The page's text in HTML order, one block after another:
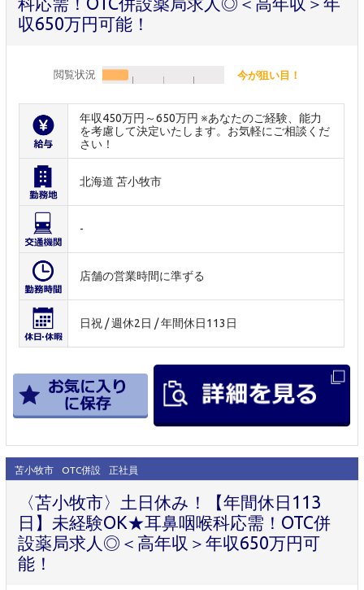
収650万円可能！
閲覧状況 今が狙い目！
年収450万円～650万円 ※あなたのご経験、能力
を考慮して決定いたします。お気軽にご相談くだ
さい！
北海道 苫小牧市
-
店舗の営業時間に準ずる
日祝 / 週休2日 / 年間休日113日
苫小牧市 OTC併設 正社員
〈苫小牧市〉土日休み！【年間休日113
日】未経験OK★耳鼻咽喉科応需！OTC併
設薬局求人◎＜高年収＞年収650万円可
能！